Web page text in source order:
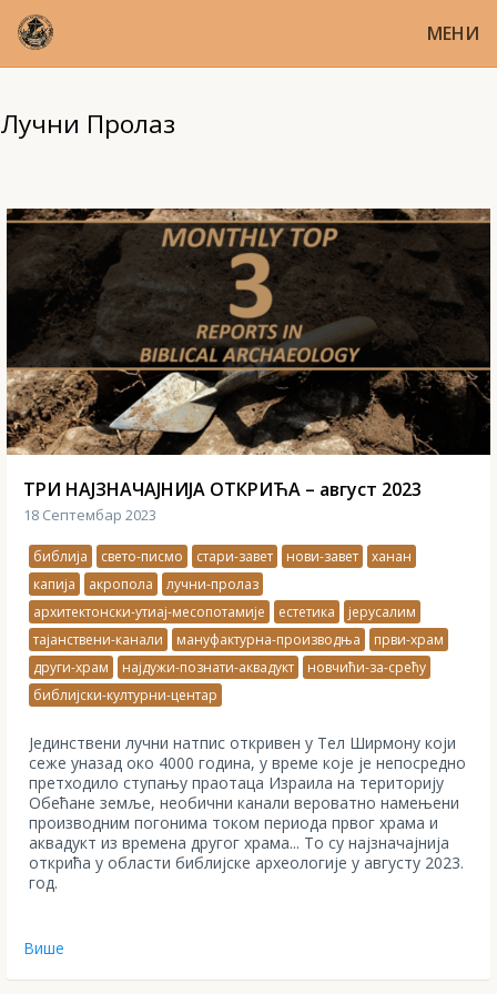
МЕНИ
Лучни Пролаз
ТРИ НАЈЗНАЧАЈНИЈА ОТКРИЋА – август 2023
18 Септембар 2023
библија свето-писмо стари-завет нови-завет
ханан
капија
акропола
лучни-пролаз
архитектонски-утиај-месопотамије
естетика
јерусалим
тајанствени-канали
мануфактурна-производња
први-храм
други-храм
најдужи-познати-аквадукт
новчићи-за-срећу
библијски-културни-центар
Јединствени лучни натпис откривен у Тел Ширмону који
сеже уназад око 4000 година, у време које је непосредно
претходило ступању праотаца Израила на територију
Обећане земље, необични канали вероватно намењени
производним погонима током периода првог храма и
аквадукт из времена другог храма... То су најзначајнија
открића у области библијске археологије у августу 2023.
год.
Више